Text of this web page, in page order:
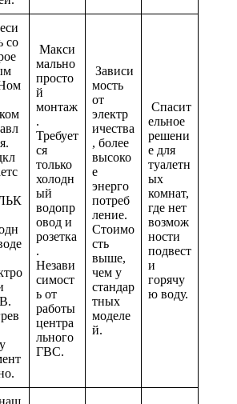
со
Макси
мально
просто
й
монтаж
.
Требует
ся
только
холодн
ый
водопр
овод и
розетка
.
Незави
симост
ь от
работы
центра
льного
ГВС.
Зависи
мость
от
электр
ичества
, более
высоко
е
энерго
потреб
ление.
Стоимо
сть
выше,
чем у
стандар
тных
моделе
й.
Спасит
ельное
решени
е для
туалетн
ых
комнат,
где нет
возмож
ности
подвест
и
горячу
ю воду.